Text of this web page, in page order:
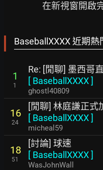
在新視窗開啟
BaseballXXXX 近期熱
1
1
Re: [閒聊] 墨西哥
[ BaseballXXXX]
ghostl40809
16
24
[閒聊] 林庭謙正式
[ BaseballXXXX]
micheal59
18
51
[討論] 球速
[ BaseballXXXX]
WasJohnWall